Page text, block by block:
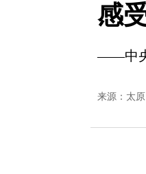
感
——中央
来源： 太